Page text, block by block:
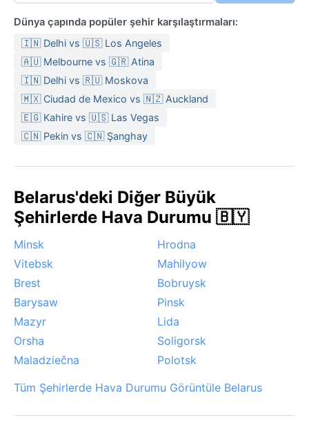
Dünya çapında popüler şehir karşılaştırmaları:
🇮🇳 Delhi vs 🇺🇸 Los Angeles
🇦🇺 Melbourne vs 🇬🇷 Atina
🇮🇳 Delhi vs 🇷🇺 Moskova
🇲🇽 Ciudad de Mexico vs 🇳🇿 Auckland
🇪🇬 Kahire vs 🇺🇸 Las Vegas
🇨🇳 Pekin vs 🇨🇳 Şanghay
Belarus'deki Diğer Büyük
Şehirlerde Hava Durumu 🇧🇾
Minsk
Hrodna
Vitebsk
Mahilyow
Brest
Bobruysk
Barysaw
Pinsk
Mazyr
Lida
Orsha
Soligorsk
Maladziečna
Polotsk
Tüm Şehirlerde Hava Durumu Görüntüle Belarus